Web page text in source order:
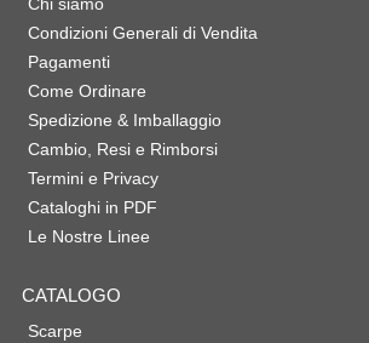
Chi siamo
Condizioni Generali di Vendita
Pagamenti
Come Ordinare
Spedizione & Imballaggio
Cambio, Resi e Rimborsi
Termini e Privacy
Cataloghi in PDF
Le Nostre Linee
CATALOGO
Scarpe